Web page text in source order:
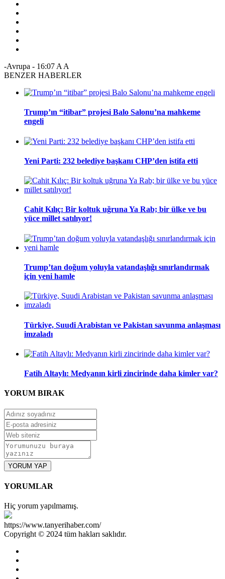
-Avrupa - 16:07 A A
BENZER HABERLER
Trump’ın “itibar” projesi Balo Salonu’na mahkeme
engeli
Yeni Parti: 232 belediye başkanı CHP’den istifa etti
Cahit Kılıç: Bir koltuk uğruna Ya Rab; bir ülke ve bu
yüce millet satılıyor!
Trump’tan doğum yoluyla vatandaşlığı sınırlandırmak
için yeni hamle
Türkiye, Suudi Arabistan ve Pakistan savunma anlaşması
imzaladı
Fatih Altaylı: Medyanın kirli zincirinde daha kimler var?
YORUM BIRAK
YORUM YAP
YORUMLAR
Hiç yorum yapılmamış.
https://www.tanyerihaber.com/
Copyright © 2024 tüm hakları saklıdır.